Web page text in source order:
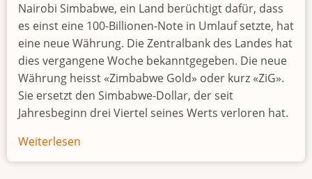
Nairobi Simbabwe, ein Land berüchtigt dafür, dass
es einst eine 100-Billionen-Note in Umlauf setzte, hat
eine neue Währung. Die Zentralbank des Landes hat
dies vergangene Woche bekanntgegeben. Die neue
Währung heisst «Zimbabwe Gold» oder kurz «ZiG».
Sie ersetzt den Simbabwe-Dollar, der seit
Jahresbeginn drei Viertel seines Werts verloren hat.
Weiterlesen
Simbabwe